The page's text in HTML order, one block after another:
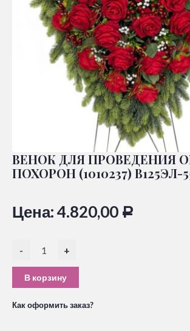
ВЕНОК ДЛЯ ПРОВЕДЕНИЯ
ПОХОРОН (1010237) В125ЭЛ-
Цена:4.820,00 Р
- +
В корзину
Как оформить заказ?